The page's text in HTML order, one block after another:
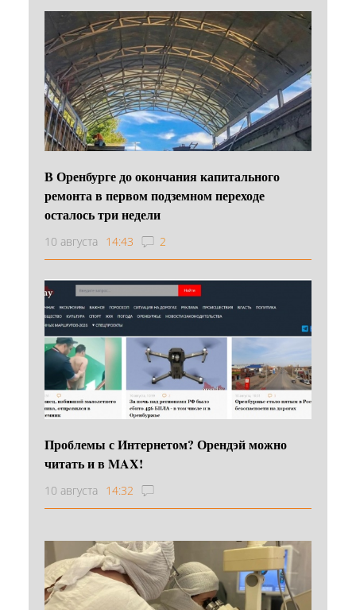
В Оренбурге до окончания капитального
ремонта в первом подземном переходе
осталось три недели
10 августа 14:43 2
Проблемы с Интернетом? Орендэй можно
читать и в MAX!
10 августа 14:32